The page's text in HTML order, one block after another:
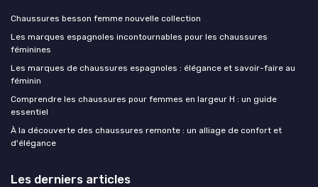
Chaussures besson femme nouvelle collection
Les marques espagnoles incontournables pour les chaussures
féminines
Les marques de chaussures espagnoles : élégance et savoir-faire au
féminin
Comprendre les chaussures pour femmes en largeur H : un guide
essentiel
À la découverte des chaussures remonte : un alliage de confort et
d'élégance
Les derniers articles